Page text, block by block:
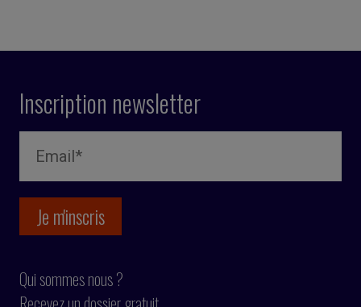
Inscription newsletter
Qui sommes nous ?